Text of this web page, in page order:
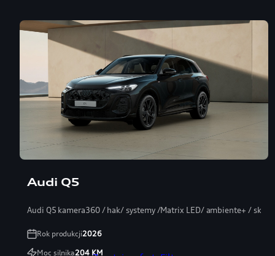
Audi Q5
Audi Q5 kamera360 / hak/ systemy /Matrix LED/ ambiente+ / skóra
Rok produkcji2026
Moc silnika204KM